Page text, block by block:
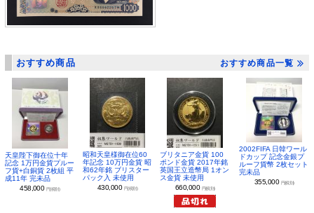
おすすめ商品 おすすめ商品一覧
天皇陛下御在位十年
記念 1万円金貨プルー
フ貨+白銅貨 2枚組 平
成11年 完未品
458,000 円(税別)
昭和天皇様御在位60
年記念 10万円金貨 昭
和62年銘 ブリスター
パック入 未使用
430,000 円(税別)
ブリタニア金貨 100
ポンド金貨 2017年銘
英国王立造幣局 1オン
ス金貨 未使用
660,000 円(税別)
2002FIFA 日韓ワール
ドカップ 記念金銀プ
ルーフ貨幣 2枚セット
完未品
355,000 円(税別)